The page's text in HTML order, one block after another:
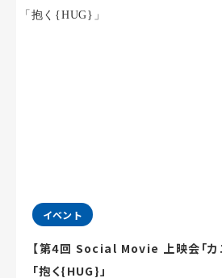
イベント
【第4回 Social Movie 上映会「カ
「抱く{HUG}」